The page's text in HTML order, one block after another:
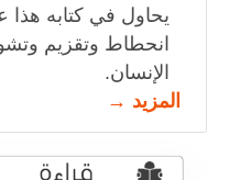
يحاول في كتابه
انحطاط وتقزيم
الإنسان.
المزيد →